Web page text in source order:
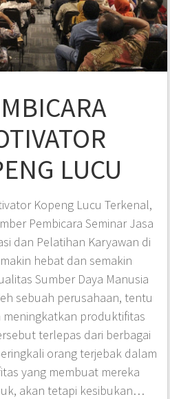
LUCU
Kopeng Lucu Terkenal,
Pembicara Seminar Jasa
dan Pelatihan Karyawan di
hebat dan semakin
Sumber Daya Manusia
sebuah perusahaan, tentu
meningkatkan produktifitas
terlepas dari berbagai
orang terjebak dalam
yang membuat mereka
akan tetapi kesibukan…